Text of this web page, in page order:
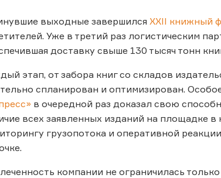
выходные завершился XXII книжный
Уже в третий раз логистическим
доставку свыше 130 тысяч тонн
этап, от забора книг со складов
спланирован и оптимизирован.
в очередной раз доказал свою
всех заявленных изданий на площадке
грузопотока и оперативной
компании не ограничилась